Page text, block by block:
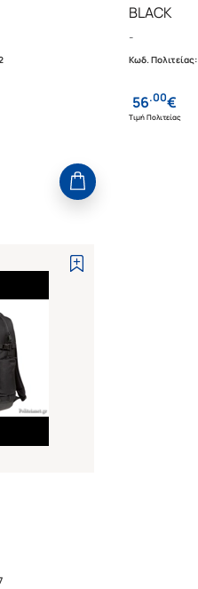
BLACK
-
Κωδ. Πολιτείας:
56.00€
Τιμή Πολιτείας